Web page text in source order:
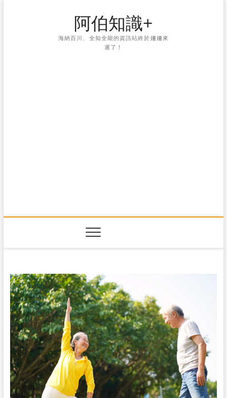
阿伯知識+
海納百川、全知全能的資訊站終於姍姍來
遲了！